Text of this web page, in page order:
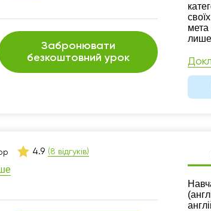
Забронювати
безкоштовний урок
мета
4.9 (8 відгуків)